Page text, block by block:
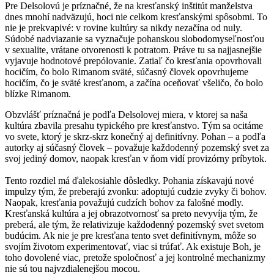
Pre Delsolovú je príznačné, že na kresťanský inštitút manželstva
dnes mnohí nadväzujú, hoci nie celkom kresťanskými spôsobmi. To
nie je prekvapivé: v rovine kultúry sa nikdy nezačína od nuly.
Súdobé nadviazanie sa vyznačuje pohanskou slobodomyseľnosťou
v sexualite, vrátane otvorenosti k potratom. Práve tu sa najjasnejšie
vyjavuje hodnotové prepólovanie. Zatiaľ čo kresťania opovrhovali
hocičím, čo bolo Rimanom sväté, súčasný človek opovrhujeme
hocičím, čo je sväté kresťanom, a začína oceňovať všeličo, čo bolo
blízke Rimanom.
Obzvlášť príznačná je podľa Delsolovej miera, v ktorej sa naša
kultúra zbavila presahu typického pre kresťanstvo. Tým sa ocitáme
vo svete, ktorý je skrz-skrz konečný aj definitívny. Pohan – a podľa
autorky aj súčasný človek – považuje každodenný pozemský svet za
svoj jediný domov, naopak kresťan v ňom vidí provizórny príbytok.
Tento rozdiel má ďalekosiahle dôsledky. Pohania získavajú nové
impulzy tým, že preberajú zvonku: adoptujú cudzie zvyky či bohov.
Naopak, kresťania považujú cudzích bohov za falošné modly.
Kresťanská kultúra a jej obrazotvornosť sa preto nevyvíja tým, že
preberá, ale tým, že relativizuje každodenný pozemský svet svetom
budúcim. Ak nie je pre kresťana tento svet definitívnym, môže so
svojím životom experimentovať, viac si trúfať. Ak existuje Boh, je
toho dovolené viac, pretože spoločnosť a jej kontrolné mechanizmy
nie sú tou najvzdialenejšou mocou.